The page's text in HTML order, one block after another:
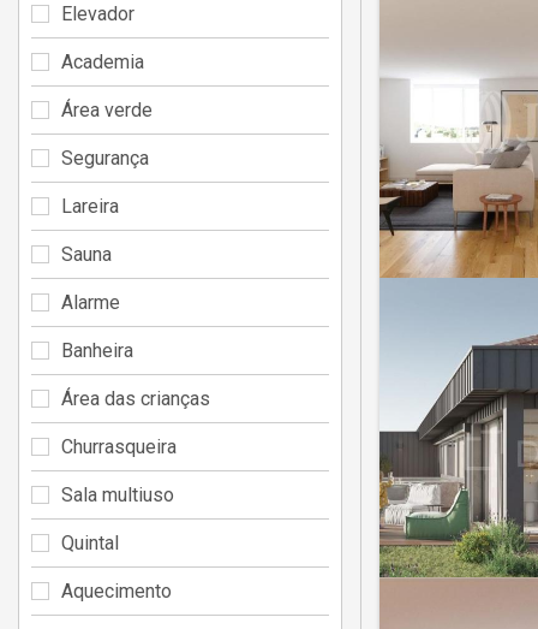
Elevador
Academia
Área verde
Segurança
Lareira
Sauna
Alarme
Banheira
Área das crianças
Churrasqueira
Sala multiuso
Quintal
Aquecimento